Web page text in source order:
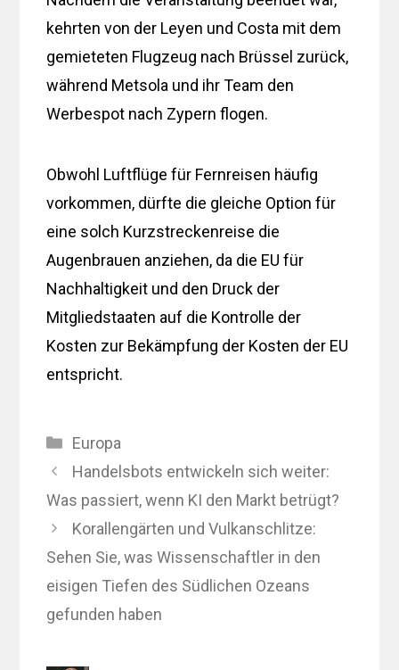
kehrten von der Leyen und Costa mit dem
gemieteten Flugzeug nach Brüssel zurück,
während Metsola und ihr Team den
Werbespot nach Zypern flogen.
Obwohl Luftflüge für Fernreisen häufig
vorkommen, dürfte die gleiche Option für
eine solch Kurzstreckenreise die
Augenbrauen anziehen, da die EU für
Nachhaltigkeit und den Druck der
Mitgliedstaaten auf die Kontrolle der
Kosten zur Bekämpfung der Kosten der EU
entspricht.
Kategorien
Europa
Handelsbots entwickeln sich weiter:
Was passiert, wenn KI den Markt betrügt?
Korallengärten und Vulkanschlitze:
Sehen Sie, was Wissenschaftler in den
eisigen Tiefen des Südlichen Ozeans
gefunden haben